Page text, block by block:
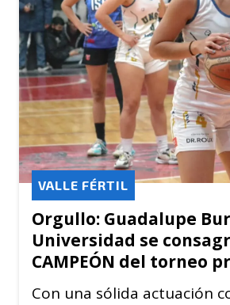
Orgullo: Guadalupe
Universidad se
CAMPEÓN del torneo
VALLE FÉRTIL
Con una sólida actuación